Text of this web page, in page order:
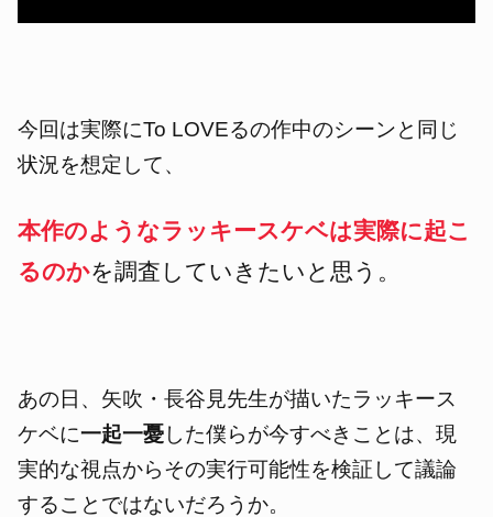
今回は実際にTo LOVEるの作中のシーンと同じ
状況を想定して、
本作のようなラッキースケベは実際に起こ
るのかを調査していきたいと思う。
あの日、矢吹・長谷見先生が描いたラッキース
ケベに一起一憂した僕らが今すべきことは、現
実的な視点からその実行可能性を検証して議論
することではないだろうか。